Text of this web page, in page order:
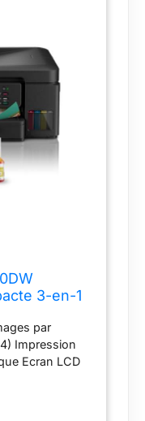
3-en-1
Fil
1
par
Impression
Ecran LCD
fente
Livré avec